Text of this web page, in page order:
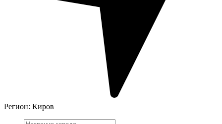
Регион: Киров